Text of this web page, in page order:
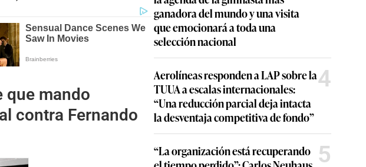
que mando
contra Fernando
ganadora del mundo y una visita
que emocionará a toda una
selección nacional
Aerolíneas responden a LAP sobre la
TUUA a escalas internacionales:
“Una reducción parcial deja intacta
la desventaja competitiva de fondo”
4
“La organización está recuperando 5